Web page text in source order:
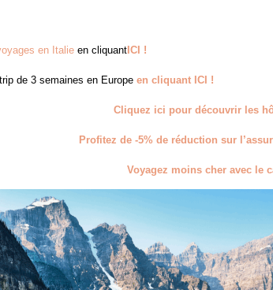
en Italie en cliquant ICI !
de 3 semaines en Europe en cliquant ICI !
Cliquez ici pour découvrir les
Profitez de -5% de réduction sur
Voyagez moins cher avec le